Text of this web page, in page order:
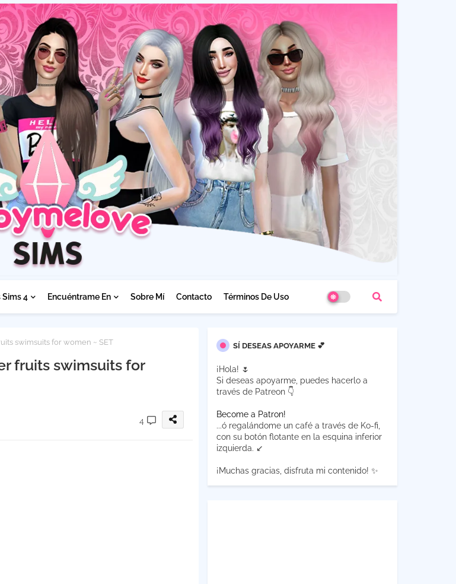
Sims 4 Encuéntrame En Sobre Mí Contacto Términos De Uso
swimsuits for women ~ SET
fruits swimsuits for
4
SÍ DESEAS APOYARME 💕
¡Hola! 🌷
Si deseas apoyarme, puedes hacerlo a
través de Patreon 👇
Become a Patron!
...ó regalándome un café a través de Ko-fi,
con su botón flotante en la esquina inferior
izquierda. ↙
¡Muchas gracias, disfruta mi contenido! ✨